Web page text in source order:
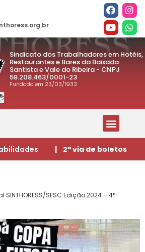
Sindicato dos Trabalhadores em Hotéis,
Restaurantes e Bares da Baixada
Santista e Vale do Ribeira - CNPJ
58.208.463/0001-23
Fundado em 23/03/1933
| 2ª via de boletos
SINTHORESS/SESC Edição 2024 – 4°